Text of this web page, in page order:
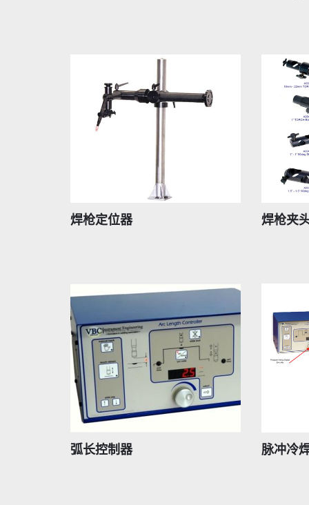
焊枪定位器 焊枪夹
弧长控制器 脉冲冷